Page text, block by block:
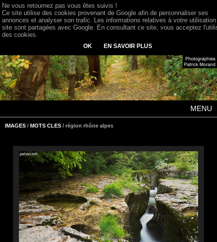
MENU
IMAGES / MOTS CLES / région rhône alpes
Ne vous retournez pas vous êtes suivis !
Ce site utilise des cookies provenant de Google afin de personnaliser ses
annonces et analyser son trafic. Les informations relatives à votre
site sont partagées avec Google. En consultant ce site, vous acceptez
des cookies.
OK EN SAVOIR PLUS